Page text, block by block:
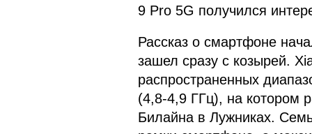
9 Pro 5G получился
Рассказ о смартфоне
зашел сразу с козырей.
распространенных
(4,8-4,9 ГГц), на котором
Билайна в Лужниках.